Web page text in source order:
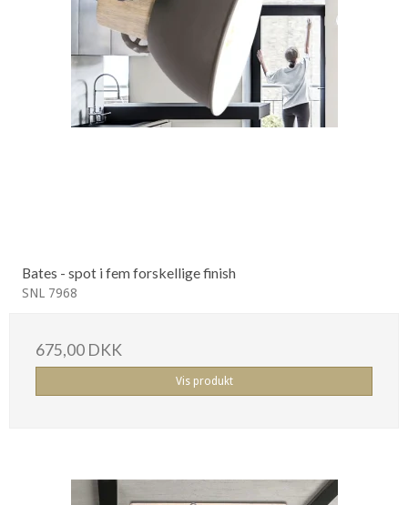
Bates - spot i fem forskellige finish
SNL 7968
675,00 DKK
Vis produkt